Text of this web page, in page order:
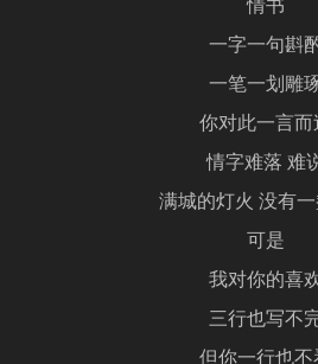
情书
一字一句斟
一笔一划雕
你对此一言而
情字难落 难
满城的灯火 没有
可是
我对你的喜
三行也写不
但你一行也不